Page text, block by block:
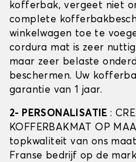
kofferbak, vergeet niet
complete
winkelwagen toe te
cordura mat is zeer
maar zeer belaste
beschermen. Uw
garantie van 1 jaar.
2- PERSONALISATIE:
KOFFERBAKMAT OP
topkwaliteit van ons
Franse bedrijf op de